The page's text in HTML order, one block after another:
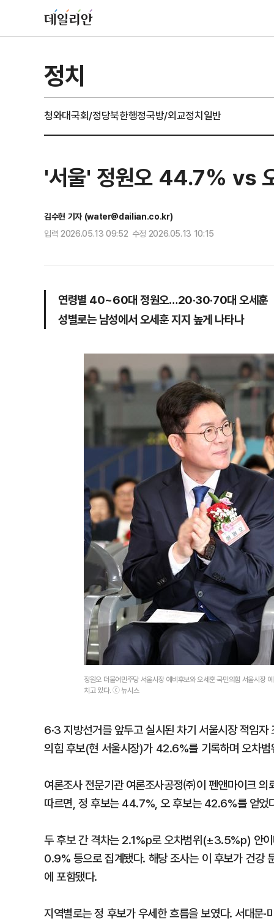
정치
청와대국회/정당북한행정국방/외교정치일반
'서울' 정원오 44.7% vs
김수현 기자 (water@dailian.co.kr)
입력 2026.05.13 09:52 수정 2026.05.13 10:15
연령별 40~60대 정원오…20·30·70대 오세훈
성별로는 남성에서 오세훈 지지 높게 나타나
정원오 더불어민주당 서울시장 예비후보와 오세훈 국민의힘 서울시
치고 있다. ⓒ 뉴시스
6·3 지방선거를 앞두고 실시된 차기 서울시장 적임
의힘 후보(현 서울시장)가 42.6%를 기록하며 오차
여론조사 전문기관 여론조사공정㈜이 펜앤마이크
따르면, 정 후보는 44.7%, 오 후보는 42.6%를 얻었
두 후보 간 격차는 2.1%p로 오차범위(±3.5%p) 안
0.9% 등으로 집계됐다. 해당 조사는 이 후보가 건강
에 포함됐다.
지역별로는 정 후보가 우세한 흐름을 보였다. 서대문·